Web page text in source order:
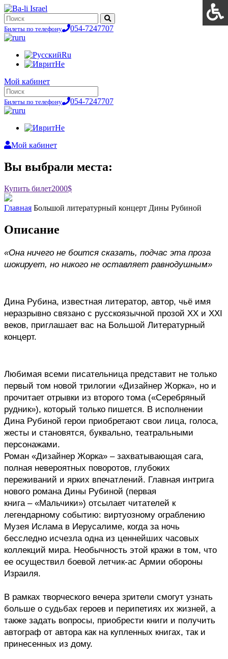
Билеты по телефону
054-7247707
ru
Ru
He
Мой кабинет
Билеты по телефону
054-7247707
ru
He
Мой кабинет
Вы выбрали места:
Купить билет2000$
Главная Большой литературный концерт Дины Рубиной
Описание
«Она ничего не боится сказать, подчас эта проза
шокирует, но никого не оставляет равнодушным»
Дина Рубина, известная литератор, автор, чьё имя
неразрывно связано с русскоязычной прозой XX и XXI
веков, приглашает вас на Большой Литературный
концерт.
Любимая всеми писательница представит не только
первый том новой трилогии «Дизайнер Жорка», но и
прочитает отрывки из второго тома («Серебряный
рудник»), который только пишется. В исполнении
Дина Рубиной герои приобретают свои лица, голоса,
жесты и становятся, буквально, театральными
персонажами.
Роман «Дизайнер Жорка» – захватывающая сага,
полная невероятных поворотов, глубоких
переживаний и ярких впечатлений. Главная интрига
нового романа Дины Рубиной (первая
книга – «Мальчики») отсылает читателей к
легендарному событию: виртуозному ограблению
Музея Ислама в Иерусалиме, когда за ночь
бесследно исчезла одна из ценнейших часовых
коллекций мира. Необычность этой кражи в том, что
ее осуществил боевой летчик-ас Армии обороны
Израиля.
В рамках творческого вечера зрители смогут узнать
больше о судьбах героев и перипетиях их жизней, а
также задать вопросы, приобрести книги и получить
автограф от автора как на купленных книгах, так и
принесенных из дому.